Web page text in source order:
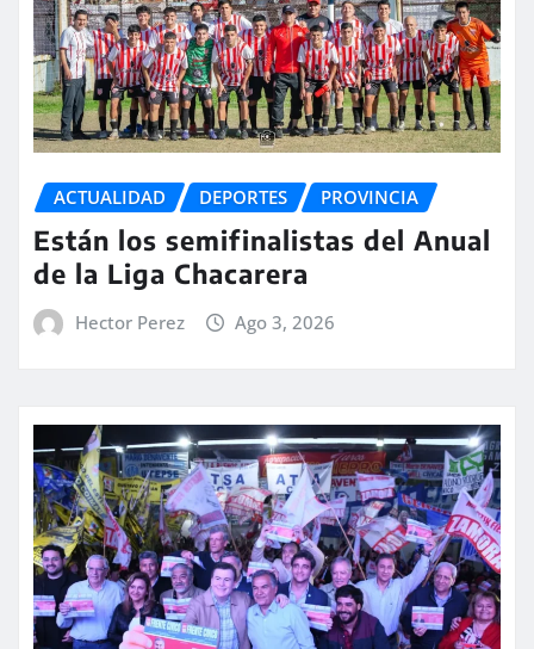
ACTUALIDAD DEPORTES PROVINCIA
Están los semifinalistas del Anual
de la Liga Chacarera
Hector Perez Ago 3, 2026